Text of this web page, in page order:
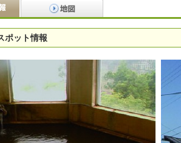
ポット情報